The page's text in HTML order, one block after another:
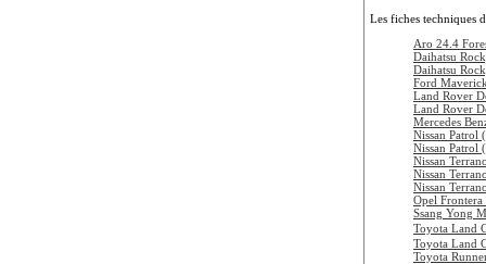
Les fiches techniques
Aro 24.4
Daihatsu
Daihatsu
Ford
Land Rover
Land Rover
Mercedes
Nissan Patrol
Nissan Patrol
Nissan
Nissan
Nissan
Opel
Ssang Yong
Toyota Land
Toyota Land
Toyota